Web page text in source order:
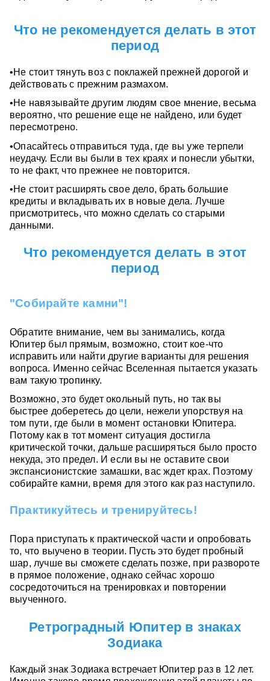
Что не рекомендуется делать в этот
период
•Не стоит тянуть воз с поклажей прежней дорогой и
действовать с прежним размахом.
•Не навязывайте другим людям свое мнение, весьма
вероятно, что решение еще не найдено, или будет
пересмотрено.
•Опасайтесь отправиться туда, где вы уже терпели
неудачу. Если вы были в тех краях и понесли убытки,
то не факт, что прежнее не повторится.
•Не стоит расширять свое дело, брать большие
кредиты и вкладывать их в новые дела. Лучше
присмотритесь, что можно сделать со старыми
данными.
Что рекомендуется делать в этот
период
"Собирайте камни"!
Обратите внимание, чем вы занимались, когда
Юпитер был прямым, возможно, стоит кое-что
исправить или найти другие варианты для решения
вопроса. Именно сейчас Вселенная пытается указать
вам такую тропинку.
Возможно, это будет окольный путь, но так вы
быстрее доберетесь до цели, нежели упорствуя на
том пути, где были в момент остановки Юпитера.
Потому как в тот момент ситуация достигла
критической точки, дальше расширяться было просто
некуда, это предел. И если вы не оставите свои
экспансионистские замашки, вас ждет крах. Поэтому
собирайте камни, время для этого как раз наступило.
Практикуйтесь и тренируйтесь!
Пора приступать к практической части и опробовать
то, что выучено в теории. Пусть это будет пробный
шар, лучше вы сможете сделать позже, при развороте
в прямое положение, однако сейчас хорошо
сосредоточиться на тренировках и повторении
выученного.
Ретроградный Юпитер в знаках
Зодиака
Каждый знак Зодиака встречает Юпитер раз в 12 лет.